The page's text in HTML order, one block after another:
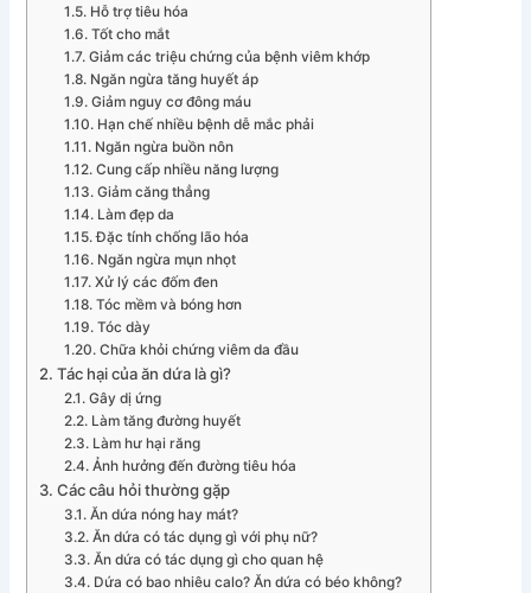
Hỗ trợ tiêu hóa
Tốt cho mắt
Giảm các triệu chứng của bệnh viêm khớp
Ngăn ngừa tăng huyết áp
Giảm nguy cơ đông máu
Hạn chế nhiều bệnh dễ mắc phải
Ngăn ngừa buồn nôn
Cung cấp nhiều năng lượng
Giảm căng thẳng
Làm đẹp da
Đặc tính chống lão hóa
Ngăn ngừa mụn nhọt
Xử lý các đốm đen
Tóc mềm và bóng hơn
Tóc dày
Chữa khỏi chứng viêm da đầu
Tác hại của ăn dứa là gì?
Gây dị ứng
Làm tăng đường huyết
Làm hư hại răng
Ảnh hưởng đến đường tiêu hóa
Các câu hỏi thường gặp
Ăn dứa nóng hay mát?
Ăn dứa có tác dụng gì với phụ nữ?
Ăn dứa có tác dụng gì cho quan hệ
Dứa có bao nhiêu calo? Ăn dứa có béo không?